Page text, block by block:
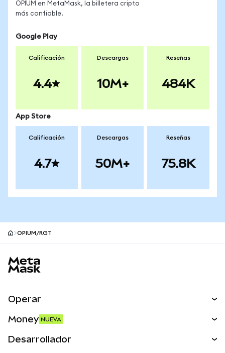
OPIUM en MetaMask, la billetera cripto
más confiable.
Google Play
Calificación
4.4
Descargas
10M+
Reseñas
484K
App Store
Calificación
4.7
Descargas
50M+
Reseñas
75.8K
OPIUM/RGT
Operar
Money NUEVA
Desarrollador